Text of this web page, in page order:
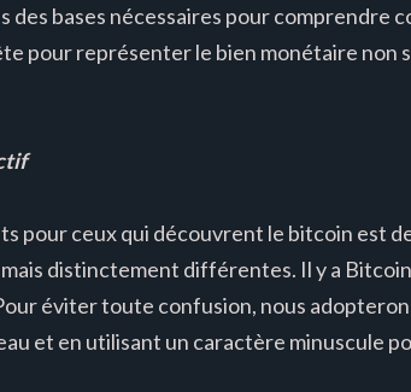
bases nécessaires pour comprendre
pour représenter le bien monétaire non
pour ceux qui découvrent le bitcoin est
distinctement différentes. Il y a
éviter toute confusion, nous
et en utilisant un caractère minuscule